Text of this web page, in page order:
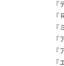
『
『
『
『
『
『